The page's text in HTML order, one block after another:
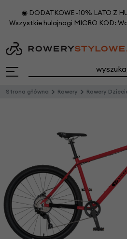
◉ DODATKOWE -10% LATO Z
Wszystkie hulajnogi MICRO KOD:
Strona główna Rowery Rowery